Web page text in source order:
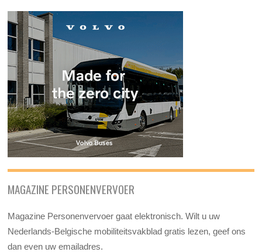
MAGAZINE PERSONENVERVOER
Magazine Personenvervoer gaat elektronisch. Wilt u uw
Nederlands-Belgische mobiliteitsvakblad gratis lezen, geef ons
dan even uw emailadres.